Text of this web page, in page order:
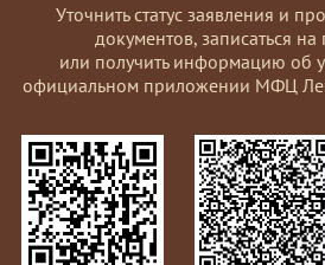
Уточнить статус заявления и
документов, записаться
или получить информацию об
официальном приложении МФЦ